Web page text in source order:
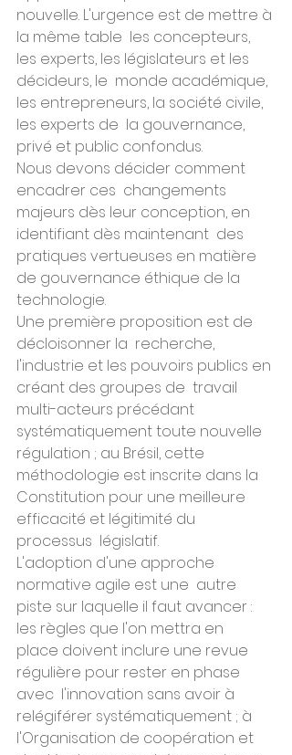
nouvelle. L'urgence est de mettre à
la même table  les concepteurs,
les experts, les législateurs et les
décideurs, le  monde académique,
les entrepreneurs, la société civile,
les experts de  la gouvernance,
privé et public confondus.
Nous devons décider comment
encadrer ces  changements
majeurs dès leur conception, en
identifiant dès maintenant  des
pratiques vertueuses en matière
de gouvernance éthique de la
technologie.
Une première proposition est de
décloisonner la  recherche,
l'industrie et les pouvoirs publics en
créant des groupes de  travail
multi-acteurs précédant
systématiquement toute nouvelle
régulation ; au Brésil, cette
méthodologie est inscrite dans la
Constitution pour une meilleure
efficacité et légitimité du
processus  législatif.
L'adoption d'une approche
normative agile est une  autre
piste sur laquelle il faut avancer :
les règles que l'on mettra en
place doivent inclure une revue
régulière pour rester en phase
avec  l'innovation sans avoir à
relégiférer systématiquement ; à
l'Organisation de coopération et